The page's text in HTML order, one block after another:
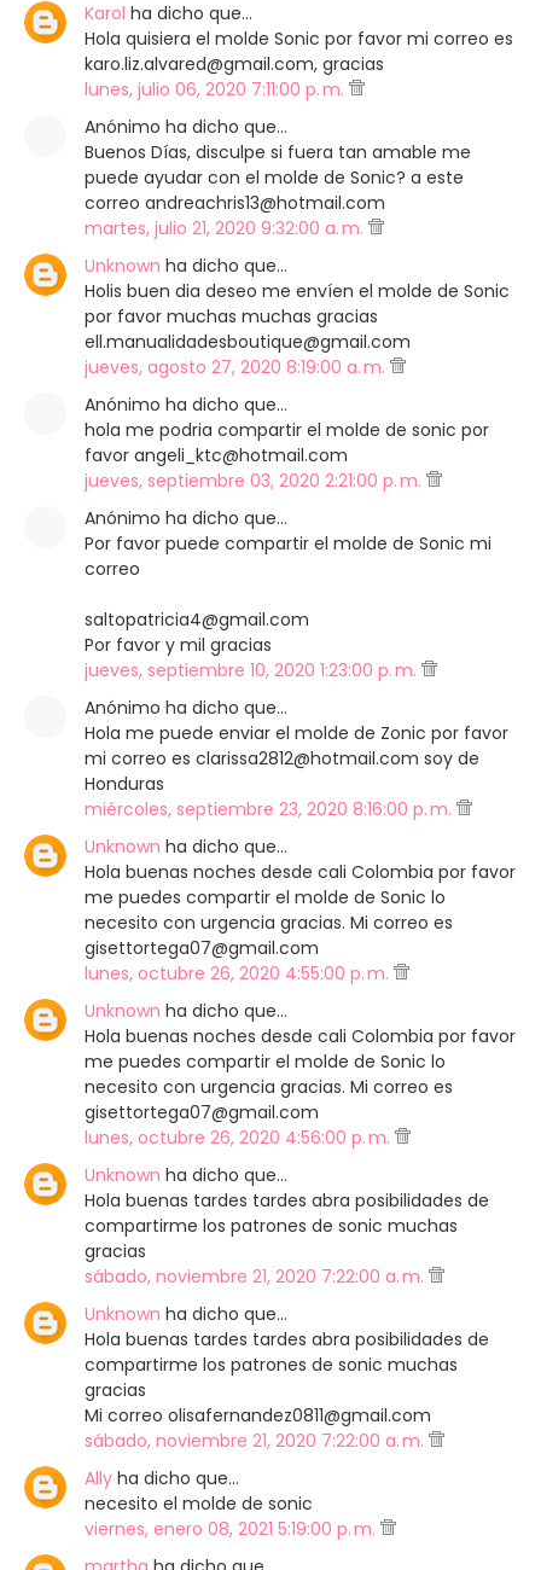
Karol ha dicho que…
Hola quisiera el molde Sonic por favor mi correo es
karo.liz.alvared@gmail.com, gracias
lunes, julio 06, 2020 7:11:00 p. m.
Anónimo ha dicho que…
Buenos Días, disculpe si fuera tan amable me
puede ayudar con el molde de Sonic? a este
correo andreachris13@hotmail.com
martes, julio 21, 2020 9:32:00 a. m.
Unknown ha dicho que…
Holis buen dia deseo me envíen el molde de Sonic
por favor muchas muchas gracias
ell.manualidadesboutique@gmail.com
jueves, agosto 27, 2020 8:19:00 a. m.
Anónimo ha dicho que…
hola me podria compartir el molde de sonic por
favor angeli_ktc@hotmail.com
jueves, septiembre 03, 2020 2:21:00 p. m.
Anónimo ha dicho que…
Por favor puede compartir el molde de Sonic mi
correo
saltopatricia4@gmail.com
Por favor y mil gracias
jueves, septiembre 10, 2020 1:23:00 p. m.
Anónimo ha dicho que…
Hola me puede enviar el molde de Zonic por favor
mi correo es clarissa2812@hotmail.com soy de
Honduras
miércoles, septiembre 23, 2020 8:16:00 p. m.
Unknown ha dicho que…
Hola buenas noches desde cali Colombia por favor
me puedes compartir el molde de Sonic lo
necesito con urgencia gracias. Mi correo es
gisettortega07@gmail.com
lunes, octubre 26, 2020 4:55:00 p. m.
Unknown ha dicho que…
Hola buenas noches desde cali Colombia por favor
me puedes compartir el molde de Sonic lo
necesito con urgencia gracias. Mi correo es
gisettortega07@gmail.com
lunes, octubre 26, 2020 4:56:00 p. m.
Unknown ha dicho que…
Hola buenas tardes tardes abra posibilidades de
compartirme los patrones de sonic muchas
gracias
sábado, noviembre 21, 2020 7:22:00 a. m.
Unknown ha dicho que…
Hola buenas tardes tardes abra posibilidades de
compartirme los patrones de sonic muchas
gracias
Mi correo olisafernandez0811@gmail.com
sábado, noviembre 21, 2020 7:22:00 a. m.
Ally ha dicho que…
necesito el molde de sonic
viernes, enero 08, 2021 5:19:00 p. m.